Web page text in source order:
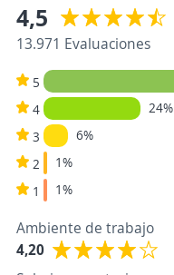
4,5
13.971 Evaluaciones
5
4
24%
3
6%
2
1%
1
1%
Ambiente de trabajo
4,20